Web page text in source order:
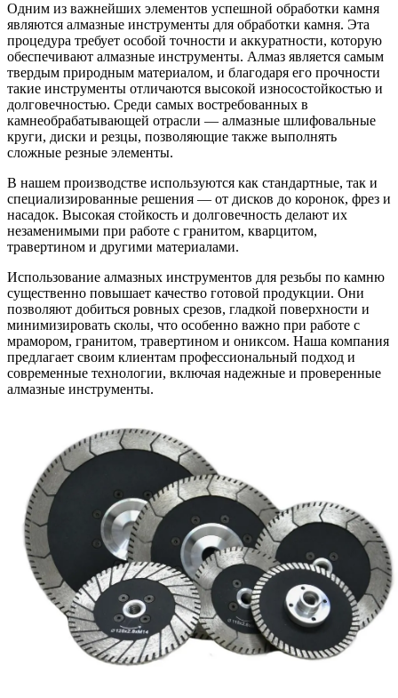
Одним из важнейших элементов успешной обработки камня
являются алмазные инструменты для обработки камня. Эта
процедура требует особой точности и аккуратности, которую
обеспечивают алмазные инструменты. Алмаз является самым
твердым природным материалом, и благодаря его прочности
такие инструменты отличаются высокой износостойкостью и
долговечностью. Среди самых востребованных в
камнеобрабатывающей отрасли — алмазные шлифовальные
круги, диски и резцы, позволяющие также выполнять
сложные резные элементы.
В нашем производстве используются как стандартные, так и
специализированные решения — от дисков до коронок, фрез и
насадок. Высокая стойкость и долговечность делают их
незаменимыми при работе с гранитом, кварцитом,
травертином и другими материалами.
Использование алмазных инструментов для резьбы по камню
существенно повышает качество готовой продукции. Они
позволяют добиться ровных срезов, гладкой поверхности и
минимизировать сколы, что особенно важно при работе с
мрамором, гранитом, травертином и ониксом. Наша компания
предлагает своим клиентам профессиональный подход и
современные технологии, включая надежные и проверенные
алмазные инструменты.